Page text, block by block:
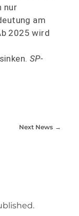
nur
am
2025 wird
SP-
Next News